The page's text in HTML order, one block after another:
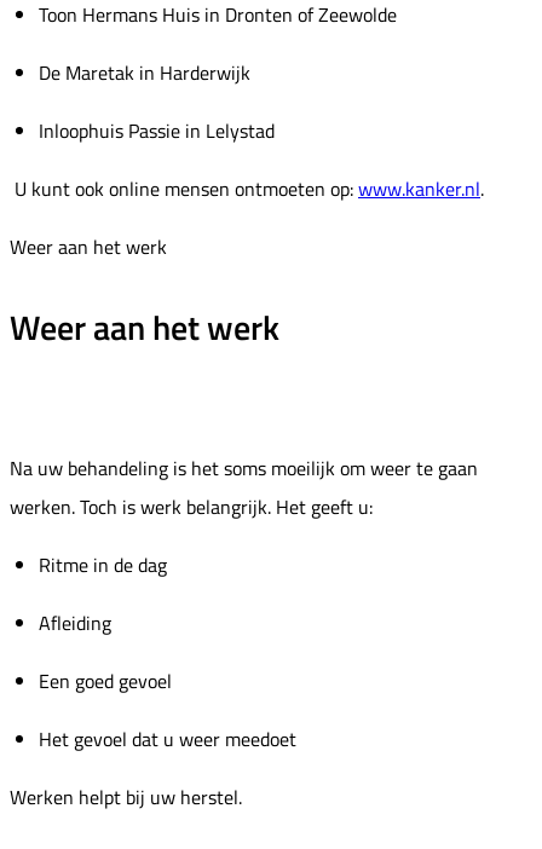
Toon Hermans Huis in Dronten of Zeewolde
De Maretak in Harderwijk
Inloophuis Passie in Lelystad
U kunt ook online mensen ontmoeten op:www.kanker.nl.
Weer aan het werk
Weer aan het werk
Na uw behandeling is het soms moeilijk om weer te gaan
werken. Toch is werk belangrijk. Het geeft u:
Ritme in de dag
Afleiding
Een goed gevoel
Het gevoel dat u weer meedoet
Werken helpt bij uw herstel.